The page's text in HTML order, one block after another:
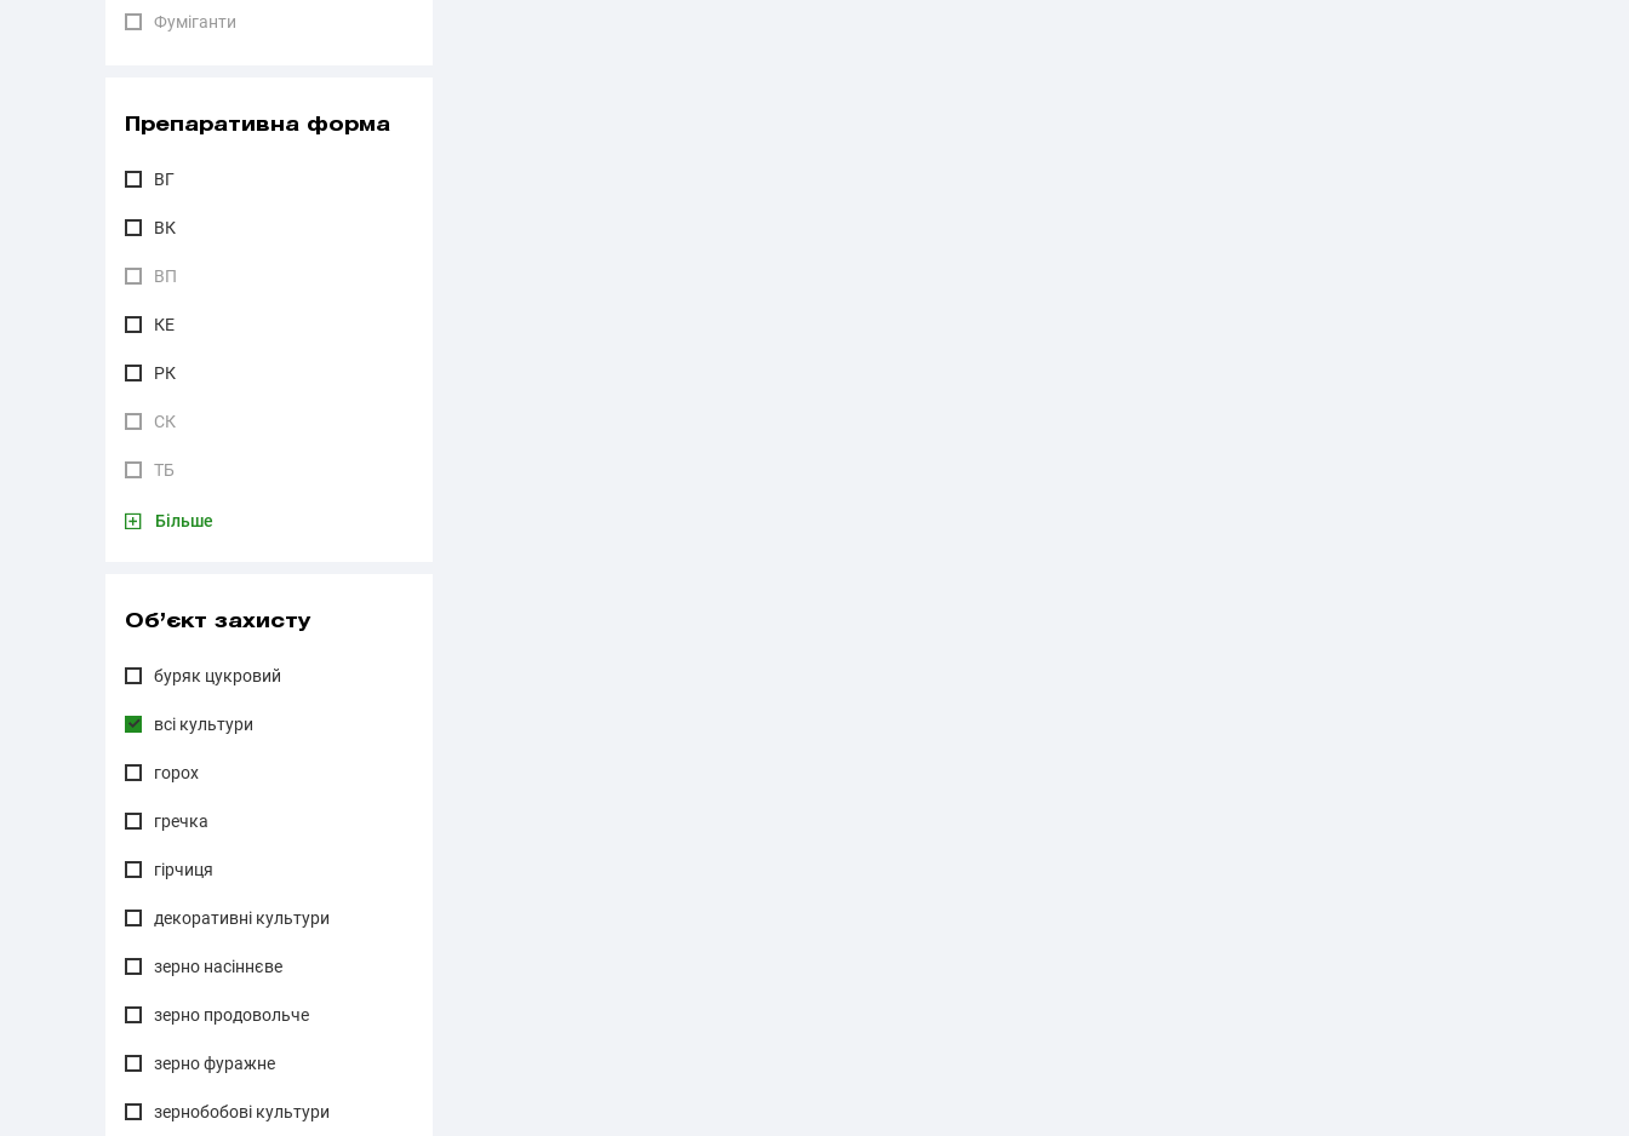
Фуміганти
Препаративна форма
ВГ
ВК
ВП
КЕ
РК
СК
ТБ
Більше
Об’єкт захисту
буряк цукровий
всі культури
горох
гречка
гірчиця
декоративні культури
зерно насіннєве
зерно продовольче
зерно фуражне
зернобобові культури